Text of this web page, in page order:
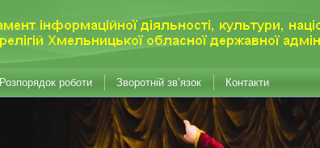
Розпорядок роботи Зворотній зв’язок Контакти